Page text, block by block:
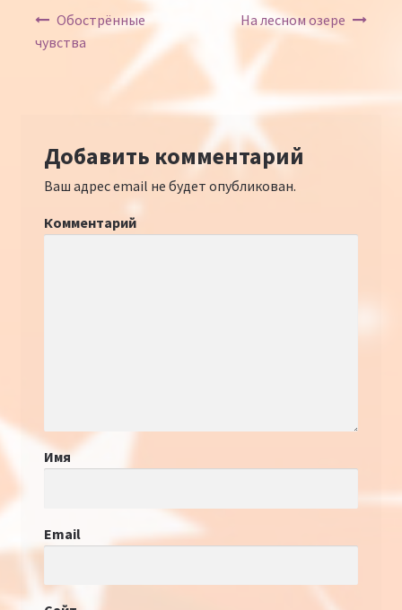
Навигация по записям
Обострённые
чувства
На лесном озере
Добавить комментарий
Ваш адрес email не будет опубликован.
Комментарий
Имя
Email